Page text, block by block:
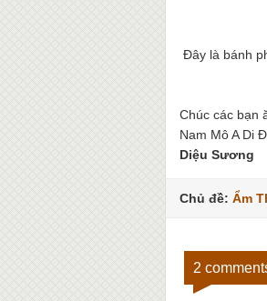
Đây là bánh
Chúc các bạn
Nam Mô A Di
Diệu Sương
Chủ đề: Ẩm
2